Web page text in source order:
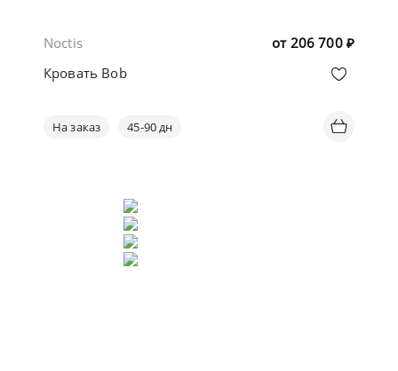
от 206 700 ₽
Noctis
Кровать Bob
На заказ 45-90 дн